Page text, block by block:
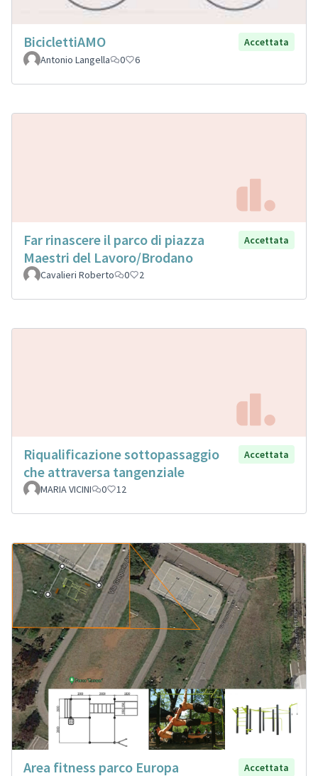
BiciclettiAMO
Accettata
Antonio Langella
0 6
Far rinascere il parco di piazza
Maestri del Lavoro/Brodano
Accettata
Cavalieri Roberto 0 2
Riqualificazione sottopassaggio
che attraversa tangenziale
Accettata
MARIA VICINI 0 12
Area fitness parco Europa Accettata